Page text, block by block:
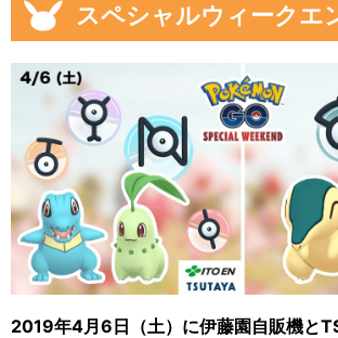
スペシャルウィークエ
2019年4月6日（土）に伊藤園自販機と